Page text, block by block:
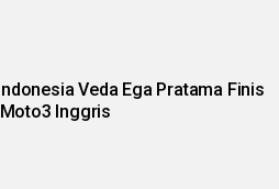
Veda Ega Pratama Finis
Inggris